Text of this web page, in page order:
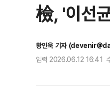
檢, '이선
황인욱 기자
입력 2026.06.12 16:41